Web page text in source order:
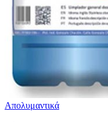
Απολυμαντικά